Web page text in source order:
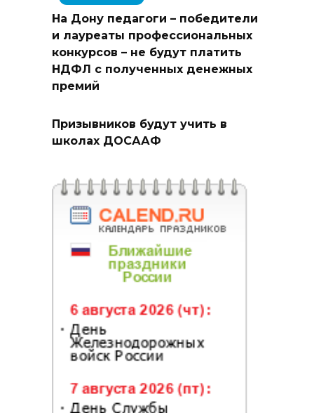
На Дону педагоги – победители
и лауреаты профессиональных
конкурсов – не будут платить
НДФЛ с полученных денежных
премий
Призывников будут учить в
школах ДОСААФ